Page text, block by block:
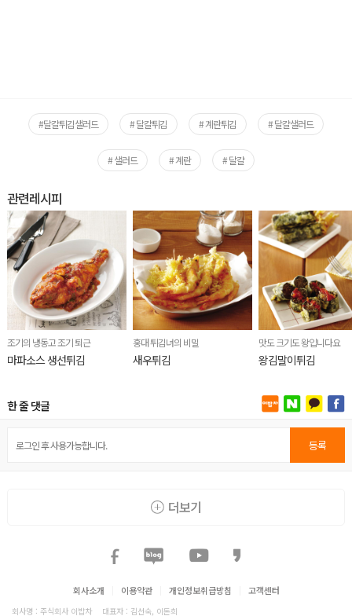
#달걀튀김샐러드 # 달걀튀김 # 계란튀김 # 달걀샐러드
# 샐러드 # 계란 # 달걀
관련레시피
조기의 냉동고 조기 퇴근
마파소스 생선튀김
홍대 튀김녀의 비밀
새우튀김
맛도 크기도 왕입니다요
왕김말이튀김
한 줄 댓글
등록
더보기
회사소개 이용약관 개인정보취급방침 고객센터
회사명 : 주식회사 이밥차 대표자 : 김선숙, 이돈희